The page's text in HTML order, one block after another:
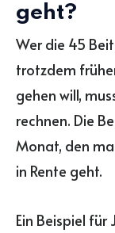
geht?
Wer die 45
trotzdem
gehen will,
rechnen. Die
Monat, den
in Rente geht.
Ein Beispiel für